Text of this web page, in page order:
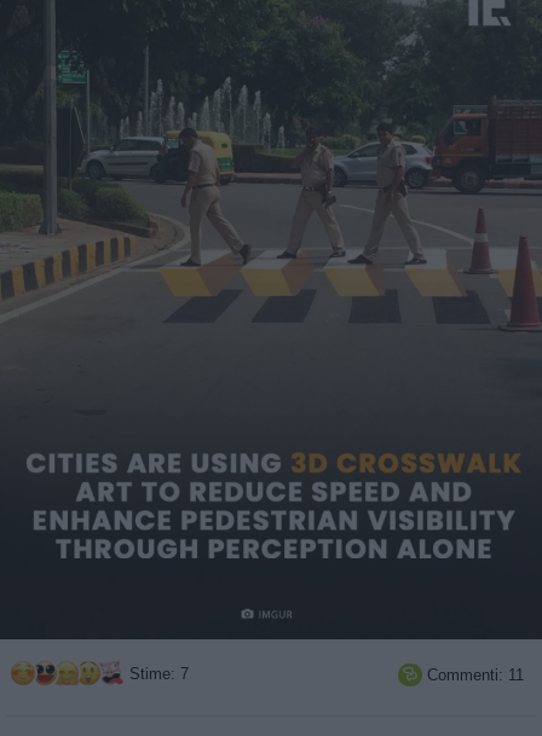
Stime: 7  Commenti: 11